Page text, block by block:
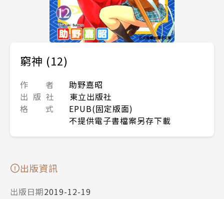
窮神 (12)
作 者
助野嘉昭
出 版 社
東立出版社
格 式
EPUB(固定版面)
不提供電子書檔案另存下載
出版資訊
出版日期2019-12-19